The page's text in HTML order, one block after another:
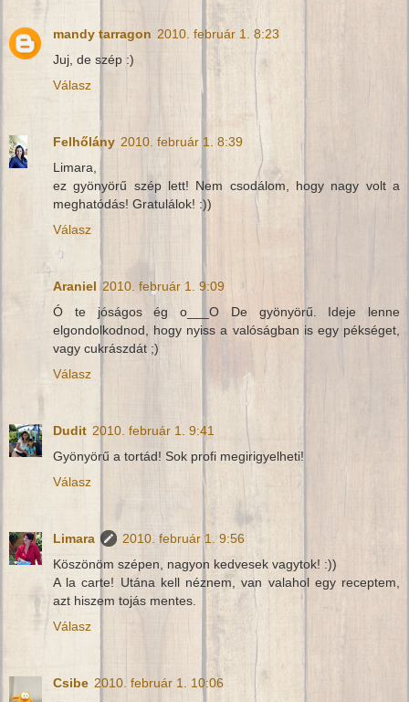
mandy tarragon 2010. február 1. 8:23
Juj, de szép :)
Válasz
Felhőlány 2010. február 1. 8:39
Limara,
ez gyönyörű szép lett! Nem csodálom, hogy nagy volt a
meghatódás! Gratulálok! :))
Válasz
Araniel 2010. február 1. 9:09
Ó te jóságos ég o___O De gyönyörű. Ideje lenne
elgondolkodnod, hogy nyiss a valóságban is egy pékséget,
vagy cukrászdát ;)
Válasz
Dudit 2010. február 1. 9:41
Gyönyörű a tortád! Sok profi megirigyelheti!
Válasz
Limara
2010. február 1. 9:56
Köszönöm szépen, nagyon kedvesek vagytok! :))
A la carte! Utána kell néznem, van valahol egy receptem,
azt hiszem tojás mentes.
Válasz
Csibe 2010. február 1. 10:06